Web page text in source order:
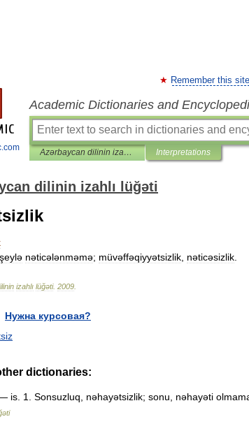
Remember this site
Academic Dictionaries and
Azərbaycan dilinin izahlı lüğəti Interpretations
dilinin izahlı lüğəti
şeylə nəticələnməmə; müvəffəqiyyətsizlik nəticəsizlik
izahlı lüğəti. 2009
Нужна курсовая?
dictionaries:
is. 1. Sonsuzluq, nəhayətsizlik; sonu, nəhayəti